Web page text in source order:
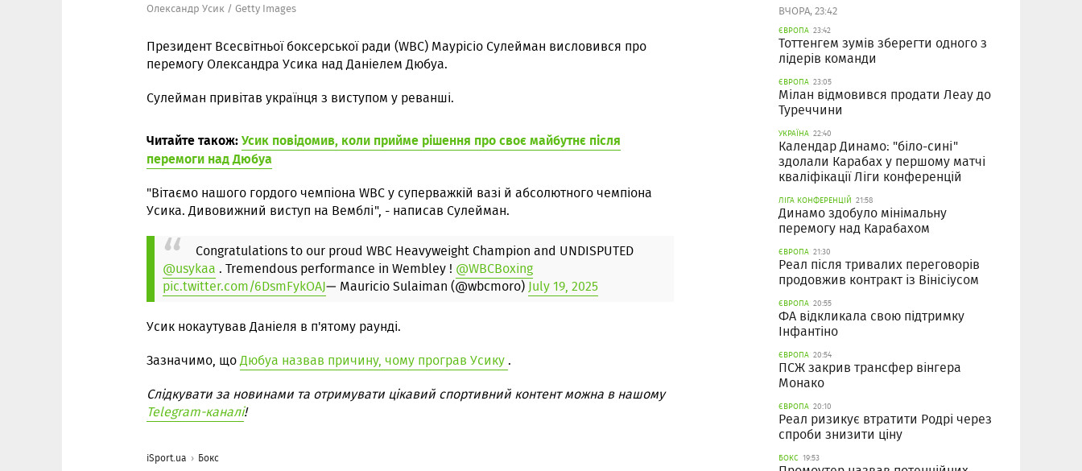
Олександр Усик / Getty Images
Президент Всесвітньої боксерської ради (WBC) Маурісіо Сулейман висловився про
перемогу Олександра Усика над Даніелем Дюбуа.
Сулейман привітав українця з виступом у реванші.
Читайте також:Усик повідомив, коли прийме рішення про своє майбутнє після
перемоги над Дюбуа
"Вітаємо нашого гордого чемпіона WBC у суперважкій вазі й абсолютного чемпіона
Усика. Дивовижний виступ на Вемблі", - написав Сулейман.
Congratulations to our proud WBC Heavyweight Champion and UNDISPUTED
@usykaa . Tremendous performance in Wembley ! @WBCBoxing
pic.twitter.com/6DsmFykOAJ— Mauricio Sulaiman (@wbcmoro)July 19, 2025
Усик нокаутував Даніеля в п'ятому раунді.
Зазначимо, щоДюбуа назвав причину, чому програв Усику .
Слідкувати за новинами та отримувати цікавий спортивний контент можна в нашому
Telegram-каналі!
iSport.ua Бокс
ВЧОРА, 23:42
ЄВРОПА 23:42
Тоттенгем зумів зберегти одного з
лідерів команди
ЄВРОПА 23:05
Мілан відмовився продати Леау до
Туреччини
УКРАЇНА 22:40
Календар Динамо: "біло-сині"
здолали Карабах у першому матчі
кваліфікації Ліги конференцій
ЛІГА КОНФЕРЕНЦІЙ 21:58
Динамо здобуло мінімальну
перемогу над Карабахом
ЄВРОПА 21:30
Реал після тривалих переговорів
продовжив контракт із Вінісіусом
ЄВРОПА 20:55
ФА відкликала свою підтримку
Інфантіно
ЄВРОПА 20:54
ПСЖ закрив трансфер вінгера
Монако
ЄВРОПА 20:10
Реал ризикує втратити Родрі через
спроби знизити ціну
БОКС 19:53